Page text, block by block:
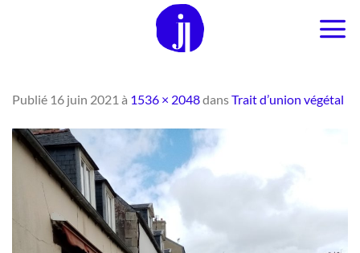
Publié 16 juin 2021 à 1536 × 2048dansTrait d’union végétal